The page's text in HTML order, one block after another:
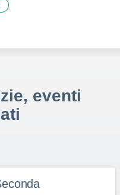
eventi